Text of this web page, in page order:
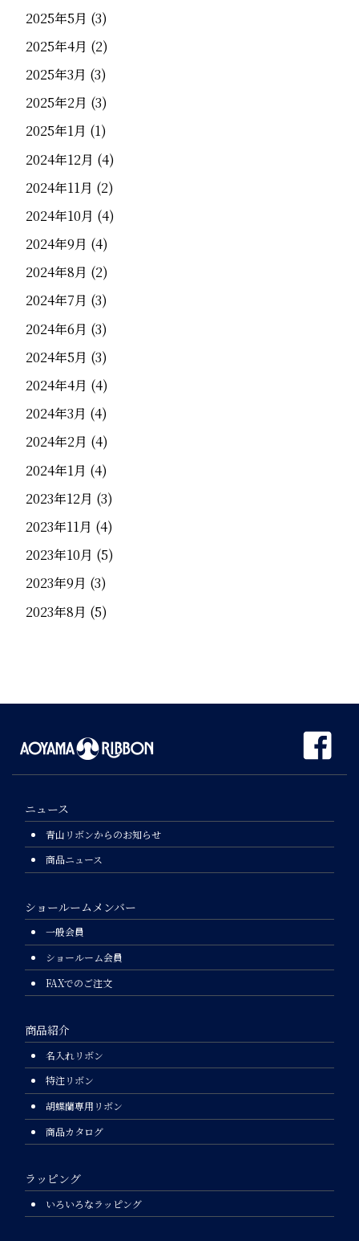
2025年5月 (3)
2025年4月 (2)
2025年3月 (3)
2025年2月 (3)
2025年1月 (1)
2024年12月 (4)
2024年11月 (2)
2024年10月 (4)
2024年9月 (4)
2024年8月 (2)
2024年7月 (3)
2024年6月 (3)
2024年5月 (3)
2024年4月 (4)
2024年3月 (4)
2024年2月 (4)
2024年1月 (4)
2023年12月 (3)
2023年11月 (4)
2023年10月 (5)
2023年9月 (3)
2023年8月 (5)
ニュース
青山リボンからのお知らせ
商品ニュース
ショールームメンバー
一般会員
ショールーム会員
FAXでのご注文
商品紹介
名入れリボン
特注リボン
胡蝶蘭専用リボン
商品カタログ
ラッピング
いろいろなラッピング